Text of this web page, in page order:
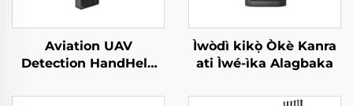
Aviation UAV
Detection HandHeld
Solutions Against
Ìwòdì kikọ̀ Òkè Kanra
ati Ìwé-ìka Alagbaka